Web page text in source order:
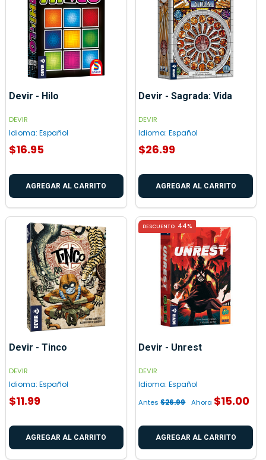
Devir - Hilo
DEVIR
Idioma: Español
$16.95
AGREGAR AL CARRITO
Devir - Sagrada: Vida
DEVIR
Idioma: Español
$26.99
AGREGAR AL CARRITO
Devir - Tinco
DEVIR
Idioma: Español
$11.99
AGREGAR AL CARRITO
DESCUENTO 44%
Devir - Unrest
DEVIR
Idioma: Español
Antes $26.99 Ahora $15.00
AGREGAR AL CARRITO